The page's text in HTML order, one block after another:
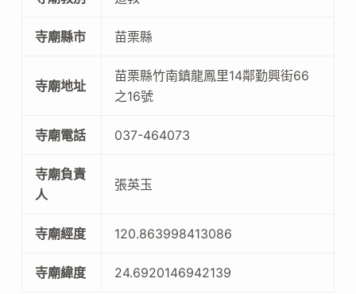
寺廟縣市 苗栗縣
寺廟地址
苗栗縣竹南鎮龍鳳里14鄰勤興街66
之16號
寺廟電話 037-464073
寺廟負責
人
張英玉
寺廟經度 120.863998413086
寺廟緯度 24.6920146942139